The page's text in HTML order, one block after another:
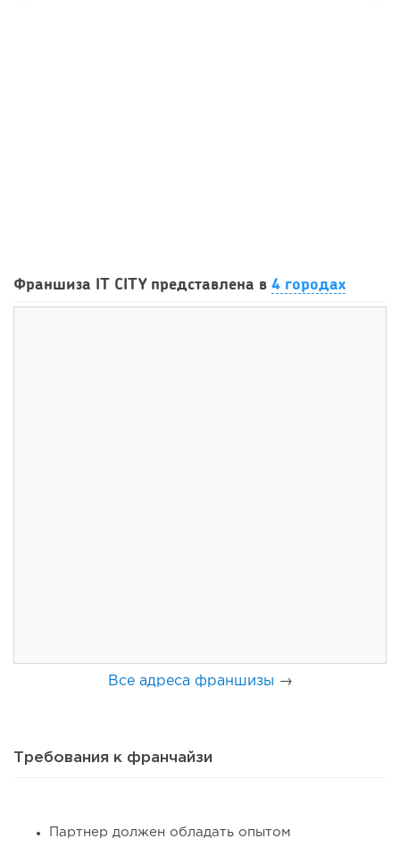
2026 году:...
139
Франшиза IT CITY представлена в 4 городах
Все адреса франшизы →
Требования к франчайзи
Партнер должен обладать опытом